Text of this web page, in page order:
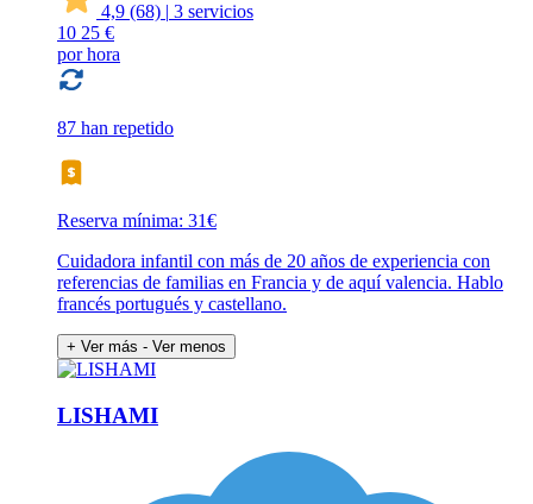
4,9 (68) | 3 servicios
10 25 €
por hora
87 han repetido
Reserva mínima: 31€
Cuidadora infantil con más de 20 años de experiencia con
referencias de familias en Francia y de aquí valencia. Hablo
francés portugués y castellano.
+ Ver más - Ver menos
LISHAMI